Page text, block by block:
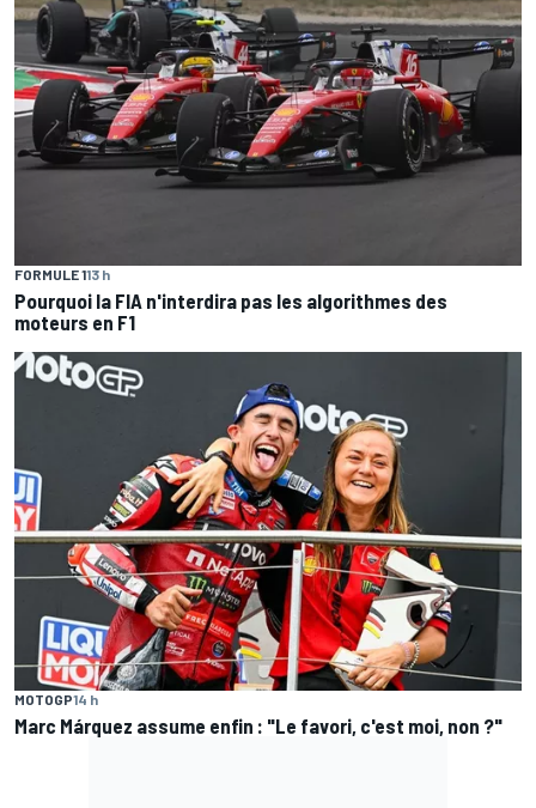
FORMULE 113 h
Pourquoi la FIA n'interdira pas les algorithmes des
moteurs en F1
MOTOGP14 h
Marc Márquez assume enfin : "Le favori, c'est moi, non ?"